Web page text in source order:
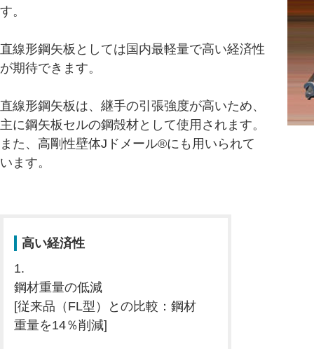
す。
直線形鋼矢板としては国内最軽量で高い経済性
が期待できます。
直線形鋼矢板は、継手の引張強度が高いため、
主に鋼矢板セルの鋼殻材として使用されます。
また、高剛性壁体Jドメール®にも用いられて
います。
高い経済性
1.
鋼材重量の低減
[従来品（FL型）との比較：鋼材
重量を14％削減]